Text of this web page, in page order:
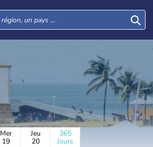
Mer
19
Jeu
20
365
Jours